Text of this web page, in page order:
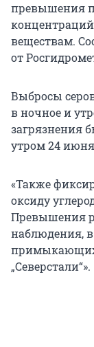
превышения
веществам.
от
Выбросы
в ночное и
загрязнения
утром 24
«Также
оксиду
Превышения
наблюдения,
примыкающих
„Северстали“».